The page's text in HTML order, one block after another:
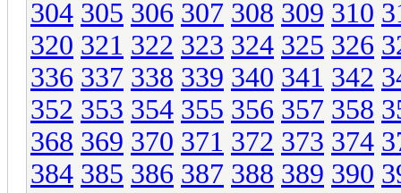
304 305 306 307 308 309 310
320 321 322 323 324 325 326
336 337 338 339 340 341 342
352 353 354 355 356 357 358
368 369 370 371 372 373 374
384 385 386 387 388 389 390